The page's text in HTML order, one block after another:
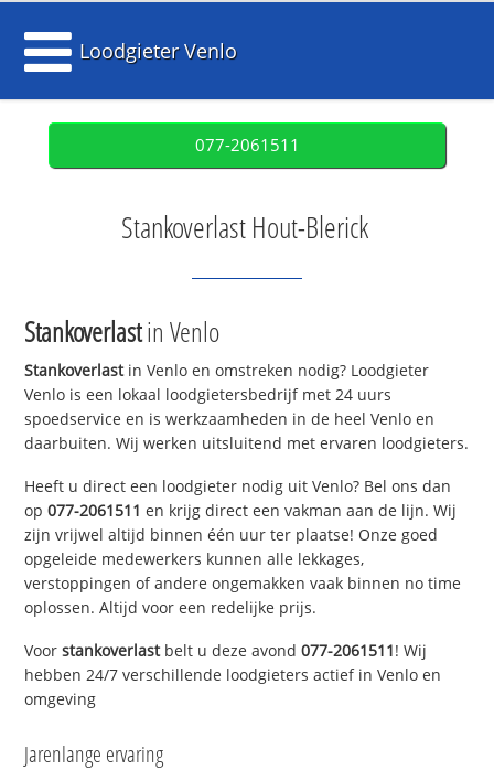
Loodgieter Venlo
077-2061511
Stankoverlast Hout-Blerick
Stankoverlastin Venlo
Stankoverlastin Venlo en omstreken nodig? Loodgieter
Venlo is een lokaal loodgietersbedrijf met 24 uurs
spoedservice en is werkzaamheden in de heel Venlo en
daarbuiten. Wij werken uitsluitend met ervaren loodgieters.
Heeft u direct een loodgieter nodig uit Venlo? Bel ons dan
op077-2061511 en krijg direct een vakman aan de lijn. Wij
zijn vrijwel altijd binnen één uur ter plaatse! Onze goed
opgeleide medewerkers kunnen alle lekkages,
verstoppingen of andere ongemakken vaak binnen no time
oplossen. Altijd voor een redelijke prijs.
Voorstankoverlastbelt u deze avond077-2061511! Wij
hebben 24/7 verschillende loodgieters actief in Venlo en
omgeving
Jarenlange ervaring